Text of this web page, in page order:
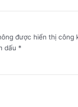
được hiển thị công
dấu *